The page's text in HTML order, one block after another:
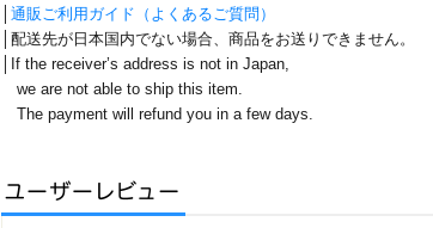
通販ご利用ガイド（よくあるご質問）
│配送先が日本国内でない場合、商品をお送りできません。
│If the receiver’s address is not in Japan,
we are not able to ship this item.
The payment will refund you in a few days.